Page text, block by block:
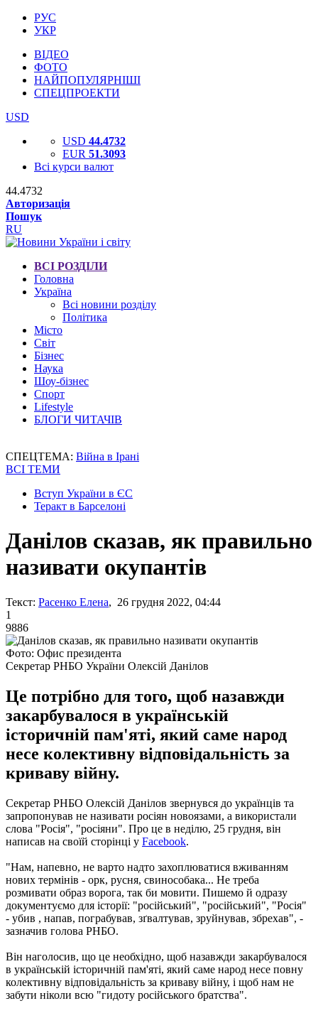
РУС
УКР
ВІДЕО
ФОТО
НАЙПОПУЛЯРНІШІ
СПЕЦПРОЕКТИ
USD
USD 44.4732
EUR 51.3093
Всі курси валют
44.4732
Авторизація
Пошук
RU
ВСІ РОЗДІЛИ
Головна
Україна
Всі новини розділу
Політика
Місто
Світ
Бізнес
Наука
Шоу-бізнес
Спорт
Lifestyle
БЛОГИ ЧИТАЧІВ
СПЕЦТЕМА: Війна в Ірані
ВСІ ТЕМИ
Вступ України в ЄС
Теракт в Барселоні
Данілов сказав, як правильно
називати окупантів
Текст: Расенко Елена, 26 грудня 2022, 04:44
1
9886
Фото: Офис президента
Секретар РНБО України Олексій Данілов
Це потрібно для того, щоб назавжди
закарбувалося в українській
історичній пам'яті, який саме народ
несе колективну відповідальність за
криваву війну.
Секретар РНБО Олексій Данілов звернувся до українців та
запропонував не називати росіян новоязами, а використали
слова "Росія", "росіяни". Про це в неділю, 25 грудня, він
написав на своїй сторінці у Facebook.
"Нам, напевно, не варто надто захоплюватися вживанням
нових термінів - орк, русня, свинособака... Не треба
розмивати образ ворога, так би мовити. Пишемо й одразу
документуємо для історії: "російський", "російський", "Росія"
- убив , напав, пограбував, зґвалтував, зруйнував, збрехав", -
зазначив голова РНБО.
Він наголосив, що це необхідно, щоб назавжди закарбувалося
в українській історичній пам'яті, який саме народ несе повну
колективну відповідальність за криваву війну, і щоб нам не
забути ніколи всю "гидоту російського братства".